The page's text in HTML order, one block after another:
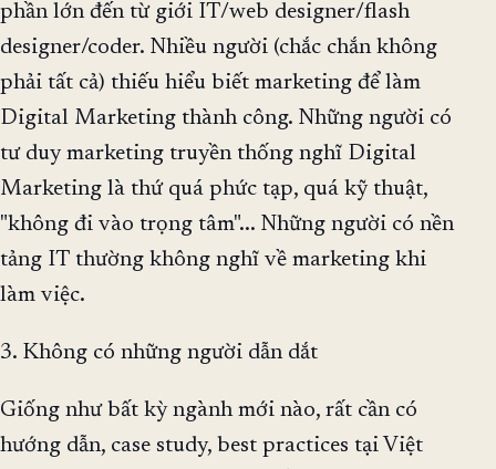
phần lớn đến từ giới IT/web designer/flash
designer/coder. Nhiều người (chắc chắn không
phải tất cả) thiếu hiểu biết marketing để làm
Digital Marketing thành công. Những người có
tư duy marketing truyền thống nghĩ Digital
Marketing là thứ quá phức tạp, quá kỹ thuật,
"không đi vào trọng tâm"... Những người có nền
tảng IT thường không nghĩ về marketing khi
làm việc.
3. Không có những người dẫn dắt
Giống như bất kỳ ngành mới nào, rất cần có
hướng dẫn, case study, best practices tại Việt